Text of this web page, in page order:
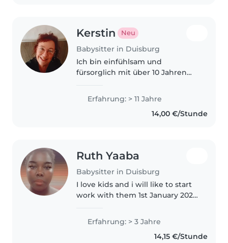
Kerstin Neu
Babysitter in Duisburg
Ich bin einfühlsam und
fürsorglich mit über 10 Jahren
Kinderbetreuung aller
Altersgruppen. Ob Vorlesen,
Basteln oder Hausaufgaben – ich
Erfahrung: > 11 Jahre
14,00 €/Stunde
Ruth Yaaba
Babysitter in Duisburg
I love kids and i will like to start
work with them 1st January 2027
of August and the other one the
end of DecemberIch..
Erfahrung: > 3 Jahre
14,15 €/Stunde